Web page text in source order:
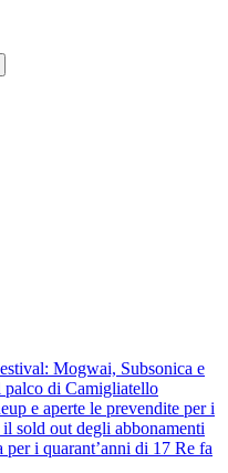
Mogwai, Subsonica e
di Camigliatello
e aperte le prevendite per i
sold out degli abbonamenti
i quarant’anni di 17 Re fa